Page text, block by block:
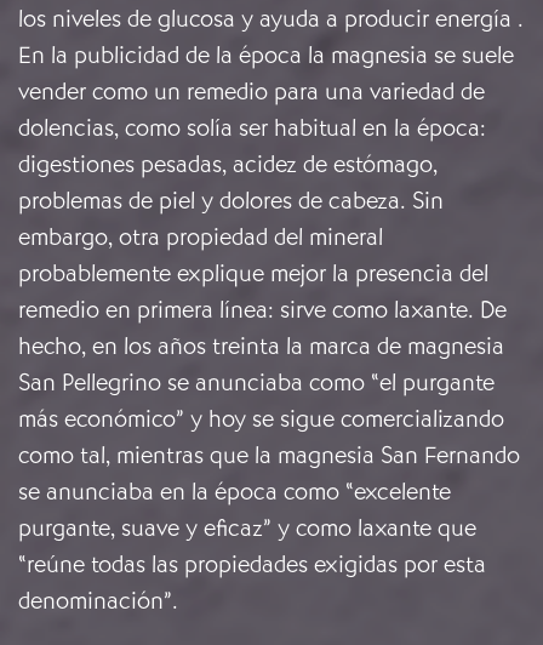
los niveles de glucosa y ayuda a producir energía .
En la publicidad de la época la magnesia se suele
vender como un remedio para una variedad de
dolencias, como solía ser habitual en la época:
digestiones pesadas, acidez de estómago,
problemas de piel y dolores de cabeza. Sin
embargo, otra propiedad del mineral
probablemente explique mejor la presencia del
remedio en primera línea: sirve como laxante. De
hecho, en los años treinta la marca de magnesia
San Pellegrino se anunciaba como “el purgante
más económico” y hoy se sigue comercializando
como tal, mientras que la magnesia San Fernando
se anunciaba en la época como “excelente
purgante, suave y eficaz” y como laxante que
“reúne todas las propiedades exigidas por esta
denominación”.